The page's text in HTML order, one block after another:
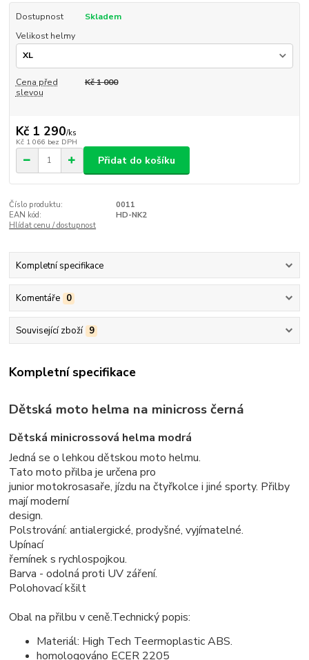
Dostupnost
Skladem
Velikost helmy
Cena před
slevou
Kč 1 000
Kč 1 290/ks
Kč 1 066 bez DPH
Přidat do košíku
Číslo produktu:
0011
EAN kód:
HD-NK2
Hlídat cenu / dostupnost
Kompletní specifikace
Komentáře 0
Související zboží 9
Kompletní specifikace
Dětská moto helma na minicross černá
Dětská minicrossová helma modrá
Jedná se o lehkou dětskou moto helmu.
Tato moto přilba je určena pro
junior motokrosasaře, jízdu na čtyřkolce i jiné sporty. Přilby
mají moderní
design.
Polstrování: antialergické, prodyšné, vyjímatelné.
Upínací
řemínek s rychlospojkou.
Barva - odolná proti UV záření.
Polohovací kšilt
Obal na přilbu v ceně.Technický popis:
Materiál: High Tech Teermoplastic ABS.
homologováno ECER 2205